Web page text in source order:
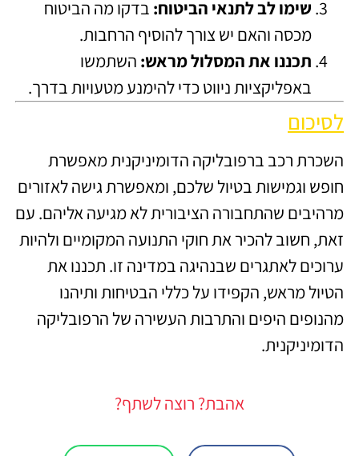
שימו לב לתנאי הביטוח: בדקו מה הביטוח
מכסה והאם יש צורך להוסיף הרחבות.
תכננו את המסלול מראש: השתמשו
באפליקציות ניווט כדי להימנע מטעויות בדרך.
לסיכום
השכרת רכב ברפובליקה הדומיניקנית מאפשרת
חופש וגמישות בטיול שלכם, ומאפשרת גישה לאזורים
מרהיבים שהתחבורה הציבורית לא מגיעה אליהם. עם
זאת, חשוב להכיר את חוקי התנועה המקומיים ולהיות
ערוכים לאתגרים שבנהיגה במדינה זו. תכננו את
הטיול מראש, הקפידו על כללי הבטיחות ותיהנו
מהנופים היפים והתרבות העשירה של הרפובליקה
הדומיניקנית.
אהבת? רוצה לשתף?